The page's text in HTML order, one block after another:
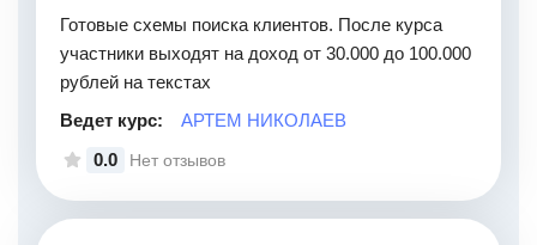
Готовые схемы поиска клиентов. После курса
участники выходят на доход от 30.000 до 100.000
рублей на текстах
Ведет курс:
АРТЕМ НИКОЛАЕВ
0.0
Нет отзывов